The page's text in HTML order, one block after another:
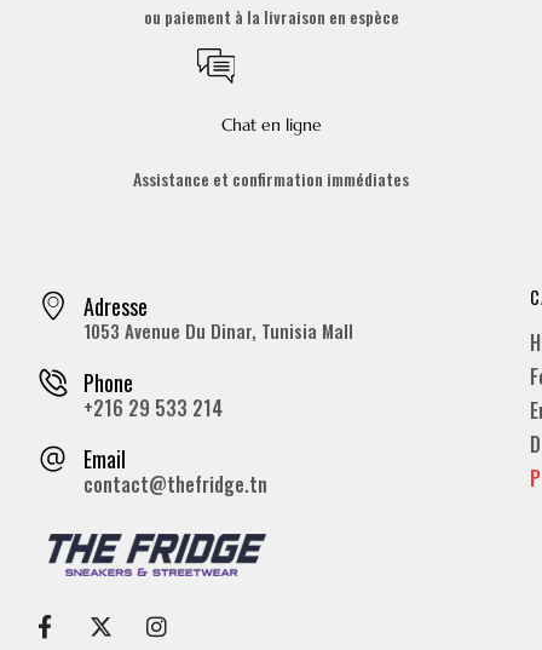
ou paiement à la livraison en espèce
Chat en ligne
Assistance et confirmation immédiates
Adresse
1053 Avenue Du Dinar, Tunisia Mall
Phone
+216 29 533 214
Email
contact@thefridge.tn